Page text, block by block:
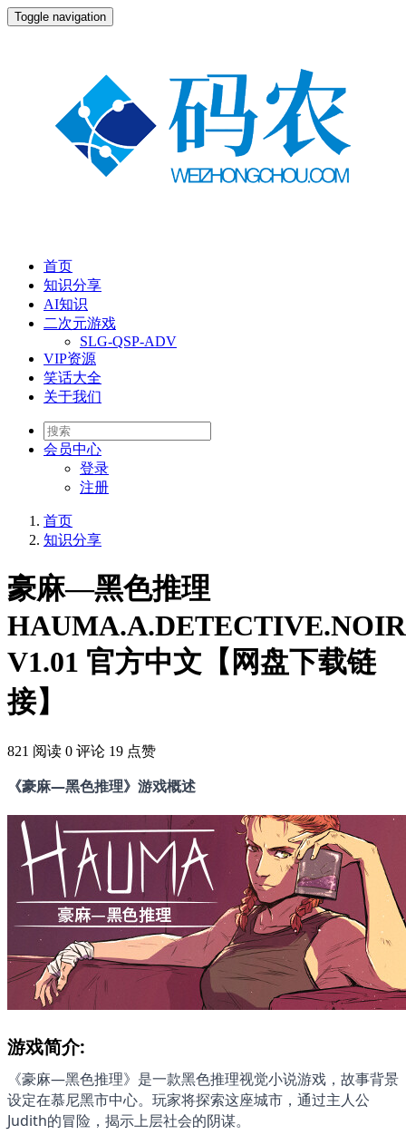
Toggle navigation
首页
知识分享
AI知识
二次元游戏
SLG-QSP-ADV
VIP资源
笑话大全
关于我们
会员中心
登录
注册
首页
知识分享
豪麻—黑色推理
V1.01 官方中文【网盘下载链
接】
821 阅读 0 评论 19 点赞
《豪麻—黑色推理》游戏概述
游戏简介:
《豪麻—黑色推理》是一款黑色推理视觉小说游戏，故事背景
设定在慕尼黑市中心。玩家将探索这座城市，通过主人公
Judith的冒险，揭示上层社会的阴谋。